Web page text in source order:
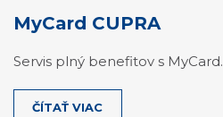
MyCard CUPRA
Servis plný benefitov s MyCard.
ČÍTAŤ VIAC